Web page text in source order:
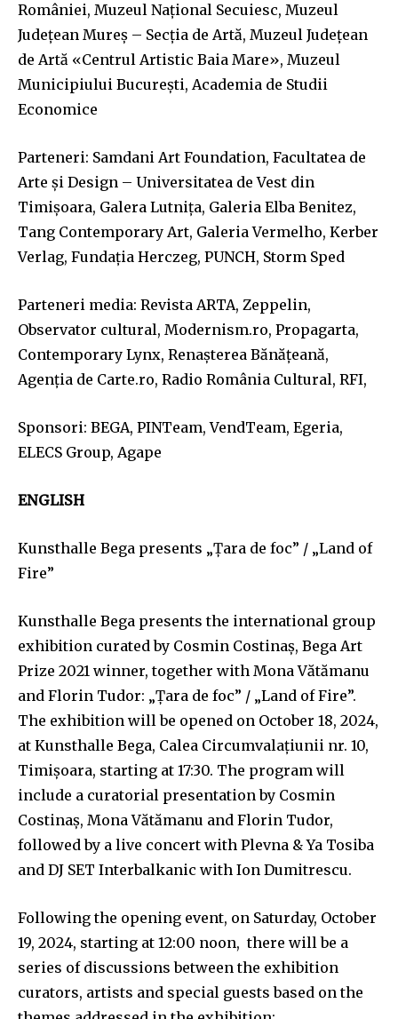
României, Muzeul Național Secuiesc, Muzeul
Județean Mureș – Secția de Artă, Muzeul Judeţean
de Artă «Centrul Artistic Baia Mare», Muzeul
Municipiului București, Academia de Studii
Economice
Parteneri: Samdani Art Foundation, Facultatea de
Arte și Design – Universitatea de Vest din
Timișoara, Galera Lutnița, Galeria Elba Benitez,
Tang Contemporary Art, Galeria Vermelho, Kerber
Verlag, Fundația Herczeg, PUNCH, Storm Sped
Parteneri media: Revista ARTA, Zeppelin,
Observator cultural, Modernism.ro, Propagarta,
Contemporary Lynx, Renașterea Bănățeană,
Agenția de Carte.ro, Radio România Cultural, RFI,
Sponsori: BEGA, PINTeam, VendTeam, Egeria,
ELECS Group, Agape
ENGLISH
Kunsthalle Bega presents „Țara de foc” / „Land of
Fire”
Kunsthalle Bega presents the international group
exhibition curated by Cosmin Costinaș, Bega Art
Prize 2021 winner, together with Mona Vătămanu
and Florin Tudor: „Țara de foc” / „Land of Fire”.
The exhibition will be opened on October 18, 2024,
at Kunsthalle Bega, Calea Circumvalațiunii nr. 10,
Timișoara, starting at 17:30. The program will
include a curatorial presentation by Cosmin
Costinaș, Mona Vătămanu and Florin Tudor,
followed by a live concert with Plevna & Ya Tosiba
and DJ SET Interbalkanic with Ion Dumitrescu.
Following the opening event, on Saturday, October
19, 2024, starting at 12:00 noon, there will be a
series of discussions between the exhibition
curators, artists and special guests based on the